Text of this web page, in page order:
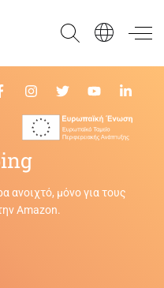
ανοιχτό, μόνο για τους
Amazon.